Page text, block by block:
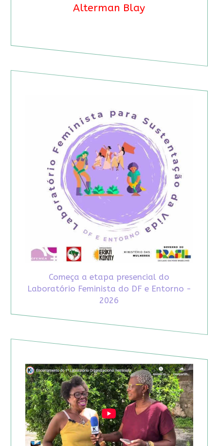
Alterman Blay
Começa a etapa presencial do
Laboratório Feminista do DF e Entorno -
2026